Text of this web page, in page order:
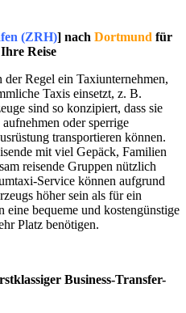
(ZRH)] nach Dortmund für
Reise
der Regel ein Taxiunternehmen,
Taxis einsetzt, z. B.
sind so konzipiert, dass sie
oder sperrige
transportieren können.
mit viel Gepäck, Familien
reisende Gruppen nützlich
Service können aufgrund
höher sein als für ein
eine bequeme und kostengünstige
Platz benötigen.
Business-Transfer-